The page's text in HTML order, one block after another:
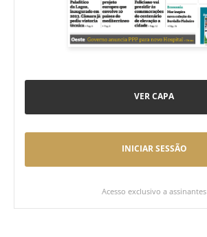
VER CAPA
INICIAR SESSÃO
Acesso exclusivo a assinantes